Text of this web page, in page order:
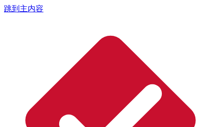
跳到主内容